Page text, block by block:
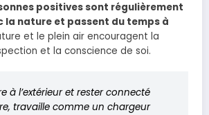
positives sont régulièrement
la nature et passent du temps à
et le plein air encouragent la
et la conscience de soi.
à l’extérieur et rester connecté
travaille comme un chargeur